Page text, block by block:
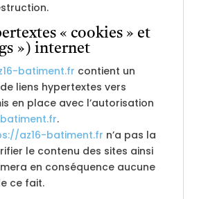
« cookies » et
») internet
batiment.fr contient un
liens hypertextes vers
en place avec l’autorisation
.
az16-batiment.fr n’a pas la
le contenu des sites ainsi
en conséquence aucune
ce fait.